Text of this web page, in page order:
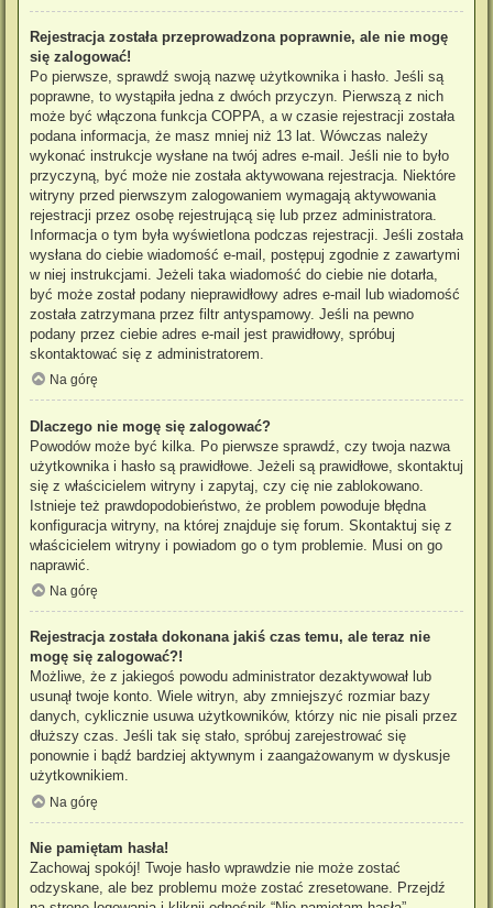
Rejestracja została przeprowadzona poprawnie, ale nie mogę
się zalogować!
Po pierwsze, sprawdź swoją nazwę użytkownika i hasło. Jeśli są
poprawne, to wystąpiła jedna z dwóch przyczyn. Pierwszą z nich
może być włączona funkcja COPPA, a w czasie rejestracji została
podana informacja, że masz mniej niż 13 lat. Wówczas należy
wykonać instrukcje wysłane na twój adres e-mail. Jeśli nie to było
przyczyną, być może nie została aktywowana rejestracja. Niektóre
witryny przed pierwszym zalogowaniem wymagają aktywowania
rejestracji przez osobę rejestrującą się lub przez administratora.
Informacja o tym była wyświetlona podczas rejestracji. Jeśli została
wysłana do ciebie wiadomość e-mail, postępuj zgodnie z zawartymi
w niej instrukcjami. Jeżeli taka wiadomość do ciebie nie dotarła,
być może został podany nieprawidłowy adres e-mail lub wiadomość
została zatrzymana przez filtr antyspamowy. Jeśli na pewno
podany przez ciebie adres e-mail jest prawidłowy, spróbuj
skontaktować się z administratorem.
Na górę
Dlaczego nie mogę się zalogować?
Powodów może być kilka. Po pierwsze sprawdź, czy twoja nazwa
użytkownika i hasło są prawidłowe. Jeżeli są prawidłowe, skontaktuj
się z właścicielem witryny i zapytaj, czy cię nie zablokowano.
Istnieje też prawdopodobieństwo, że problem powoduje błędna
konfiguracja witryny, na której znajduje się forum. Skontaktuj się z
właścicielem witryny i powiadom go o tym problemie. Musi on go
naprawić.
Na górę
Rejestracja została dokonana jakiś czas temu, ale teraz nie
mogę się zalogować?!
Możliwe, że z jakiegoś powodu administrator dezaktywował lub
usunął twoje konto. Wiele witryn, aby zmniejszyć rozmiar bazy
danych, cyklicznie usuwa użytkowników, którzy nic nie pisali przez
dłuższy czas. Jeśli tak się stało, spróbuj zarejestrować się
ponownie i bądź bardziej aktywnym i zaangażowanym w dyskusje
użytkownikiem.
Na górę
Nie pamiętam hasła!
Zachowaj spokój! Twoje hasło wprawdzie nie może zostać
odzyskane, ale bez problemu może zostać zresetowane. Przejdź